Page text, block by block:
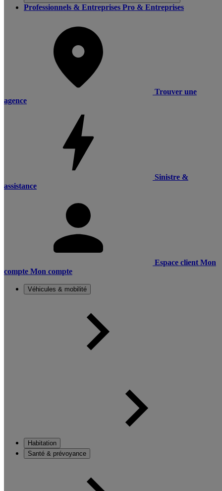
Professionnels & Entreprises Pro & Entreprises
Trouver une
agence
Sinistre &
assistance
Espace client Mon
compte Mon compte
Véhicules & mobilité
Habitation
Santé & prévoyance